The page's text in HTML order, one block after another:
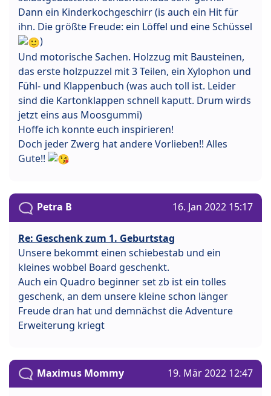
Dann ein Kinderkochgeschirr (is auch ein Hit für
ihn. Die größte Freude: ein Löffel und eine Schüssel
)
Und motorische Sachen. Holzzug mit Bausteinen,
das erste holzpuzzel mit 3 Teilen, ein Xylophon und
Fühl- und Klappenbuch (was auch toll ist. Leider
sind die Kartonklappen schnell kaputt. Drum wirds
jetzt eins aus Moosgummi)
Hoffe ich konnte euch inspirieren!
Doch jeder Zwerg hat andere Vorlieben!! Alles
Gute!!
Petra B 16. Jan 2022 15:17
Re: Geschenk zum 1. Geburtstag
Unsere bekommt einen schiebestab und ein
kleines wobbel Board geschenkt.
Auch ein Quadro beginner set zb ist ein tolles
geschenk, an dem unsere kleine schon länger
Freude dran hat und demnächst die Adventure
Erweiterung kriegt
Maximus Mommy 19. Mär 2022 12:47